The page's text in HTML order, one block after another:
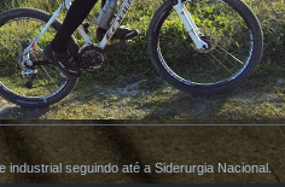
industrial seguindo até a Siderurgia Nacional.